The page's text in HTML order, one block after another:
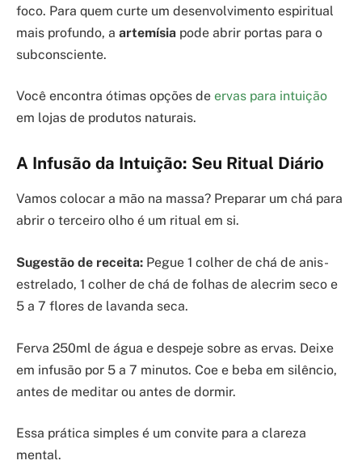
foco. Para quem curte um desenvolvimento espiritual
mais profundo, a artemísia pode abrir portas para o
subconsciente.
Você encontra ótimas opções de ervas para intuição
em lojas de produtos naturais.
A Infusão da Intuição: Seu Ritual Diário
Vamos colocar a mão na massa? Preparar um chá para
abrir o terceiro olho é um ritual em si.
Sugestão de receita: Pegue 1 colher de chá de anis-
estrelado, 1 colher de chá de folhas de alecrim seco e
5 a 7 flores de lavanda seca.
Ferva 250ml de água e despeje sobre as ervas. Deixe
em infusão por 5 a 7 minutos. Coe e beba em silêncio,
antes de meditar ou antes de dormir.
Essa prática simples é um convite para a clareza
mental.